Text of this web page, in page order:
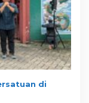
di